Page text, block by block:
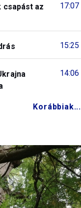
17:07
az
15:25
14:06
Korábbiak...